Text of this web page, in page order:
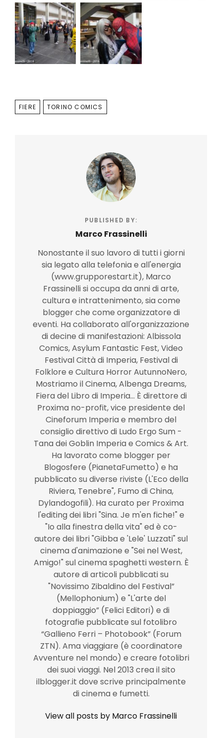
TAGS
FIERE TORINO COMICS
PUBLISHED BY:
Marco Frassinelli
Nonostante il suo lavoro di tutti i giorni
sia legato alla telefonia e all'energia
(www.grupporestart.it), Marco
Frassinelli si occupa da anni di arte,
cultura e intrattenimento, sia come
blogger che come organizzatore di
eventi. Ha collaborato all'organizzazione
di decine di manifestazioni: Albissola
Comics, Asylum Fantastic Fest, Video
Festival Città di Imperia, Festival di
Folklore e Cultura Horror AutunnoNero,
Mostriamo il Cinema, Albenga Dreams,
Fiera del Libro di Imperia... È direttore di
Proxima no-profit, vice presidente del
Cineforum Imperia e membro del
consiglio direttivo di Ludo Ergo Sum -
Tana dei Goblin Imperia e Comics & Art.
Ha lavorato come blogger per
Blogosfere (PianetaFumetto) e ha
pubblicato su diverse riviste (L'Eco della
Riviera, Tenebre", Fumo di China,
Dylandogofili). Ha curato per Proxima
l'editing dei libri "Sina. Je m'en fiche!" e
"Io alla finestra della vita" ed è co-
autore dei libri "Gibba e 'Lele' Luzzati" sul
cinema d'animazione e "Sei nel West,
Amigo!" sul cinema spaghetti western. È
autore di articoli pubblicati su
"Novissimo Zibaldino del Festival”
(Mellophonium) e "L'arte del
doppiaggio” (Felici Editori) e di
fotografie pubblicate sul fotolibro
“Gallieno Ferri – Photobook” (Forum
ZTN). Ama viaggiare (è coordinatore
Avventure nel mondo) e creare fotolibri
dei suoi viaggi. Nel 2013 crea il sito
ilblogger.it dove scrive principalmente
di cinema e fumetti.
View all posts by Marco Frassinelli